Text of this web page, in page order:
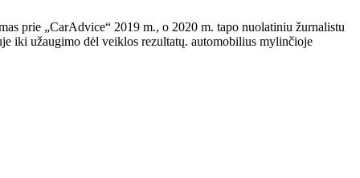
prie „CarAdvice“ 2019 m., o 2020 m. tapo nuolatiniu žurnalistu
iki užaugimo dėl veiklos rezultatų. automobilius mylinčioje